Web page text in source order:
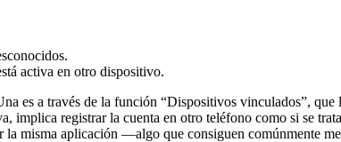
activa en otro dispositivo.
es a través de la función “Dispositivos vinculados”,
implica registrar la cuenta en otro teléfono como si se
la misma aplicación —algo que consiguen comúnmente